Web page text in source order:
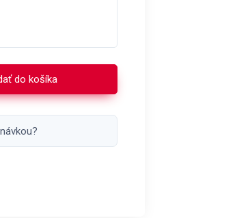
do košíka